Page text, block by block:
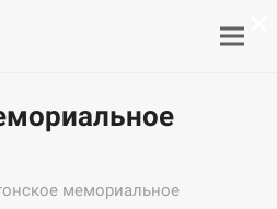
мемориальное